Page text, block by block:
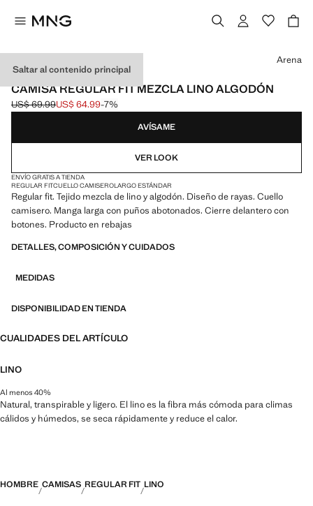
Saltar al contenido principal
EXCLUSIVO ONLINE
CAMISA REGULAR FIT MEZCLA LINO ALGODÓN
Precio inicial tachado [US$ 69.99 ]
US$ 69.99
Precio actual [US$ 64.99 ]
US$ 64.99-7%
Selecciona un color
Arena
AVÍSAME
VER LOOK
ENVÍO GRATIS A TIENDA
REGULAR FITCUELLO CAMISEROLARGO ESTÁNDAR
Regular fit. Tejido mezcla de lino y algodón. Diseño de rayas. Cuello
camisero. Manga larga con puños abotonados. Cierre delantero con
botones. Producto en rebajas
DETALLES, COMPOSICIÓN Y CUIDADOS
MEDIDAS
DISPONIBILIDAD EN TIENDA
CUALIDADES DEL ARTÍCULO
LINO
Al menos 40%
Natural, transpirable y ligero. El lino es la fibra más cómoda para climas
cálidos y húmedos, se seca rápidamente y reduce el calor.
HOMBRE CAMISAS REGULAR FIT LINO